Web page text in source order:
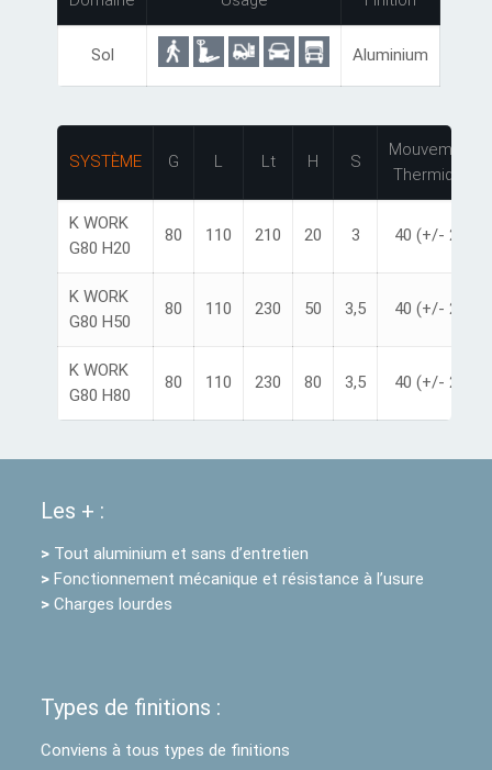
Sol Aluminium
SYSTÈME G L Lt H S
Mouvement
Thermique
K WORK
G80 H20
80 110 210 20 3 40 (+/- 20)
K WORK
G80 H50
80 110 230 50 3,5 40 (+/- 20)
K WORK
G80 H80
80 110 230 80 3,5 40 (+/- 20)
Les + :
> Tout aluminium et sans d’entretien
> Fonctionnement mécanique et résistance à l’usure
> Charges lourdes
Types de finitions :
Conviens à tous types de finitions